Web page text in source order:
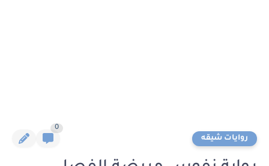
روايات شيقه
0